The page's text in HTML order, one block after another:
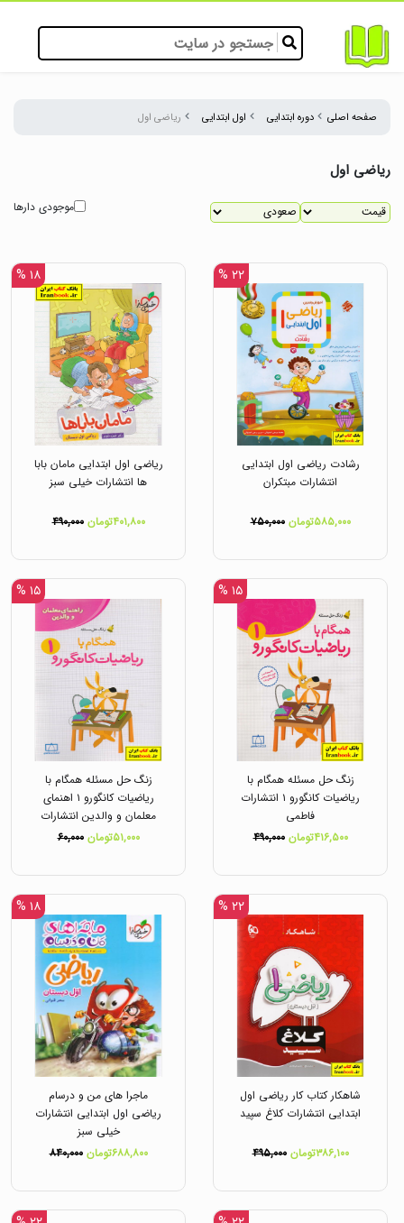
صفحه اصلی دوره ابتدایی اول ابتدایی ریاضی اول
ریاضی اول
موجودی دارها
۲۲ %
رشادت ریاضی اول ابتدایی
انتشارات مبتکران
۵۸۵,۰۰۰تومان ۷۵۰,۰۰۰
۱۸ %
ریاضی اول ابتدایی مامان بابا
ها انتشارات خیلی سبز
۴۰۱,۸۰۰تومان ۴۹۰,۰۰۰
۱۵ %
زنگ حل مسئله همگام با
ریاضیات کانگورو ۱ انتشارات
فاطمی
۴۱۶,۵۰۰تومان
۴۹۰,۰۰۰
۱۵ %
زنگ حل مسئله همگام با
ریاضیات کانگورو ۱ اهنمای
معلمان و والدین انتشارات
فاطمی۵۱,۰۰۰تومان ۶۰,۰۰۰
۲۲ %
شاهکار کتاب کار ریاضی اول
ابتدایی انتشارات کلاغ سپید
۳۸۶,۱۰۰تومان ۴۹۵,۰۰۰
۱۸ %
ماجرا های من و درسام
ریاضی اول ابتدایی انتشارات
خیلی سبز
۶۸۸,۸۰۰تومان
۸۴۰,۰۰۰